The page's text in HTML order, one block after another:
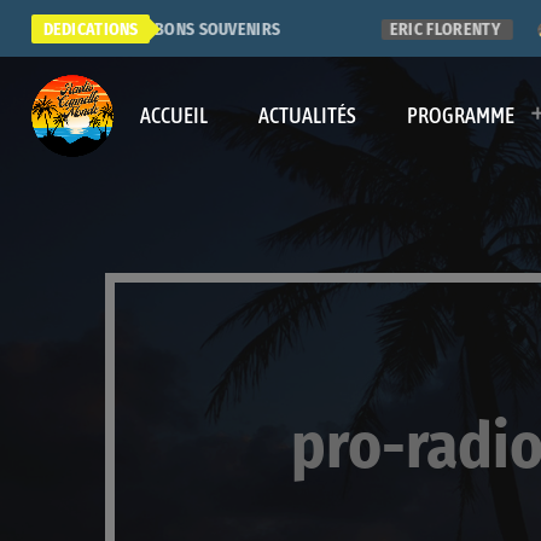
DEDICATIONS
RADIO. QUE DE BONS SOUVENIRS ERIC FLORENTY
ACCUEIL ACTUALITÉS PROGRAMME
pro-